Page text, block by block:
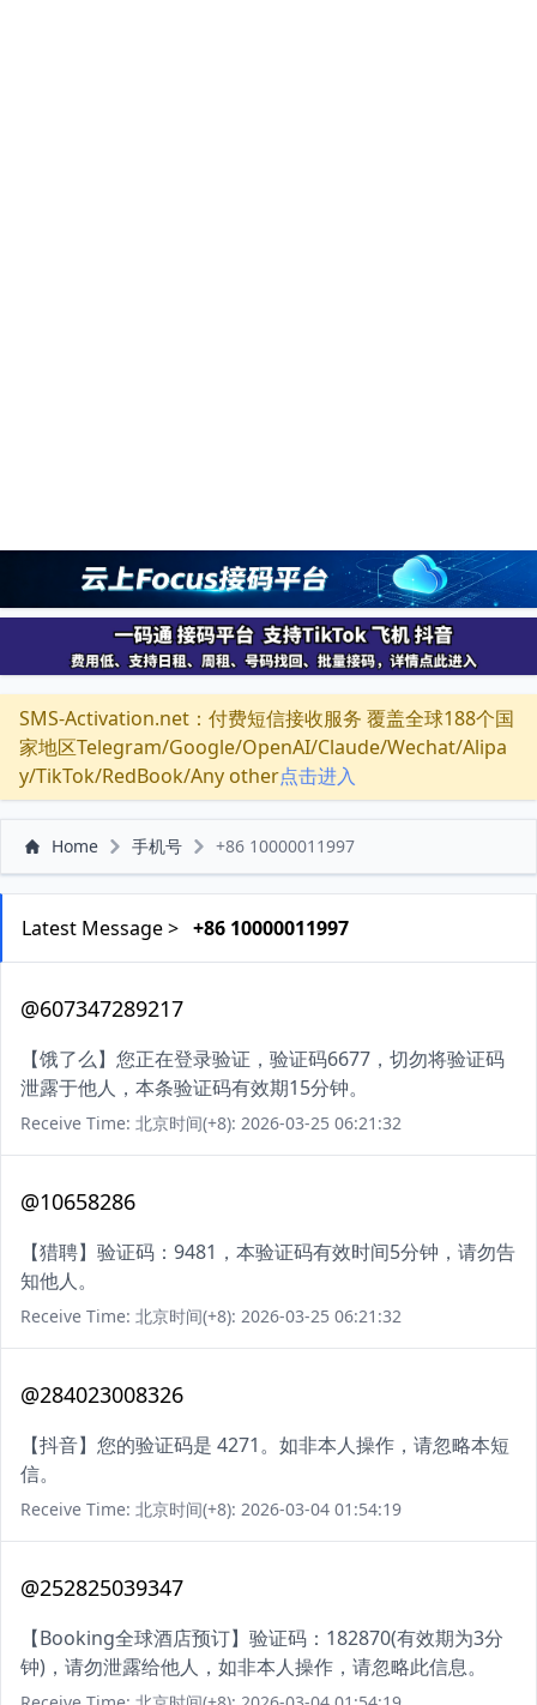
SMS-Activation.net：付费短信接收服务 覆盖全球188个国
家地区Telegram/Google/OpenAI/Claude/Wechat/Alipa
y/TikTok/RedBook/Any other点击进入
Home 手机号 +86 10000011997
Latest Message > +86 10000011997
@607347289217
【饿了么】您正在登录验证，验证码6677，切勿将验证码
泄露于他人，本条验证码有效期15分钟。
Receive Time: 北京时间(+8): 2026-03-25 06:21:32
@10658286
【猎聘】验证码：9481，本验证码有效时间5分钟，请勿告
知他人。
Receive Time: 北京时间(+8): 2026-03-25 06:21:32
@284023008326
【抖音】您的验证码是 4271。如非本人操作，请忽略本短
信。
Receive Time: 北京时间(+8): 2026-03-04 01:54:19
@252825039347
【Booking全球酒店预订】验证码：182870(有效期为3分
钟)，请勿泄露给他人，如非本人操作，请忽略此信息。